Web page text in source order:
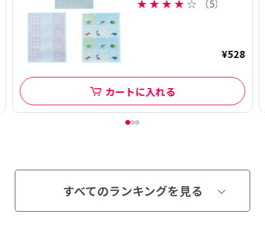
★ ★ ★ ★ ☆ （5）
¥528
カートに入れる
すべてのランキングを見る